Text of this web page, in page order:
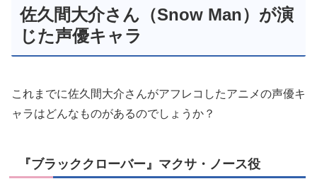
佐久間大介さん（Snow Man）が演
じた声優キャラ
これまでに佐久間大介さんがアフレコしたアニメの声優キ
ャラはどんなものがあるのでしょうか？
『ブラッククローバー』マクサ・ノース役